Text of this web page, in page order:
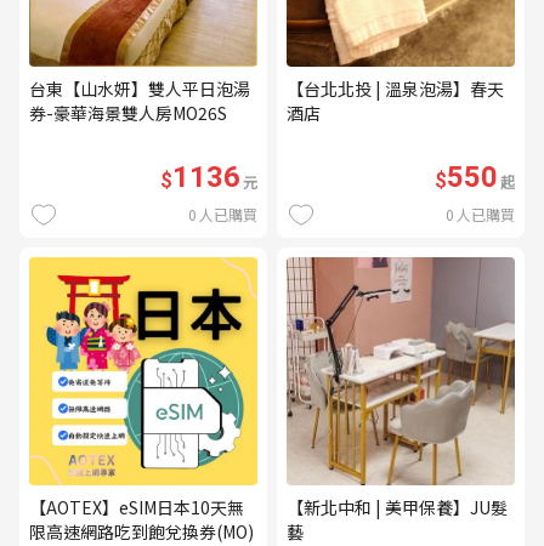
台東【山水妍】雙人平日泡湯
券-豪華海景雙人房MO26S
$1136元
0 人已購買
【台北北投 | 溫泉泡湯】春天
酒店
$550起
0 人已購買
【AOTEX】eSIM日本10天無
限高速網路吃到飽兌換券(MO)
【新北中和 | 美甲保養】JU髮
藝